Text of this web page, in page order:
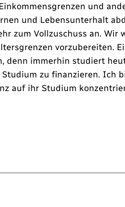
und
und Lebensunterhalt
zum Vollzuschuss an. Wir
vorzubereiten.
denn immerhin studiert
zu finanzieren. Ich
auf ihr Studium